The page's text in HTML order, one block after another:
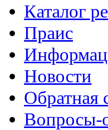
Каталог
Праис
Новости
Обратная
Вопросы-